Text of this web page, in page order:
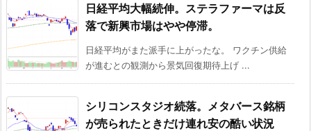
日経平均大幅続伸。ステラファーマは反
落で新興市場はやや停滞。
日経平均がまた派手に上がったな。 ワクチン供給
が進むとの観測から景気回復期待上げ ...
シリコンスタジオ続落。メタバース銘柄
が売られたときだけ連れ安の酷い状況